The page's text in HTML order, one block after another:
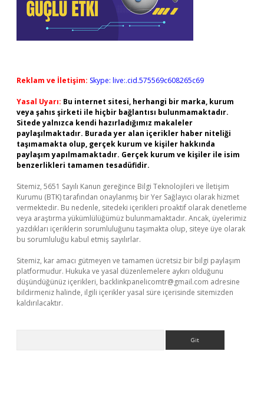
Reklam ve İletişim: Skype: live:.cid.575569c608265c69
Yasal Uyarı: Bu internet sitesi, herhangi bir marka, kurum
veya şahıs şirketi ile hiçbir bağlantısı bulunmamaktadır.
Sitede yalnızca kendi hazırladığımız makaleler
paylaşılmaktadır. Burada yer alan içerikler haber niteliği
taşımamakta olup, gerçek kurum ve kişiler hakkında
paylaşım yapılmamaktadır. Gerçek kurum ve kişiler ile isim
benzerlikleri tamamen tesadüfidir.
Sitemiz, 5651 Sayılı Kanun gereğince Bilgi Teknolojileri ve İletişim
Kurumu (BTK) tarafından onaylanmış bir Yer Sağlayıcı olarak hizmet
vermektedir. Bu nedenle, sitedeki içerikleri proaktif olarak denetleme
veya araştırma yükümlülüğümüz bulunmamaktadır. Ancak, üyelerimiz
yazdıkları içeriklerin sorumluluğunu taşımakta olup, siteye üye olarak
bu sorumluluğu kabul etmiş sayılırlar.
Sitemiz, kar amacı gütmeyen ve tamamen ücretsiz bir bilgi paylaşım
platformudur. Hukuka ve yasal düzenlemelere aykırı olduğunu
düşündüğünüz içerikleri, backlinkpanelicomtr@gmail.com adresine
bildirmeniz halinde, ilgili içerikler yasal süre içerisinde sitemizden
kaldırılacaktır.